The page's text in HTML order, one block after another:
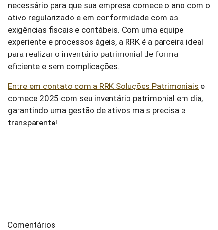
necessário para que sua empresa comece o ano com o
ativo regularizado e em conformidade com as
exigências fiscais e contábeis. Com uma equipe
experiente e processos ágeis, a RRK é a parceira ideal
para realizar o inventário patrimonial de forma
eficiente e sem complicações.
Entre em contato com a RRK Soluções Patrimoniais e
comece 2025 com seu inventário patrimonial em dia,
garantindo uma gestão de ativos mais precisa e
transparente!
Comentários